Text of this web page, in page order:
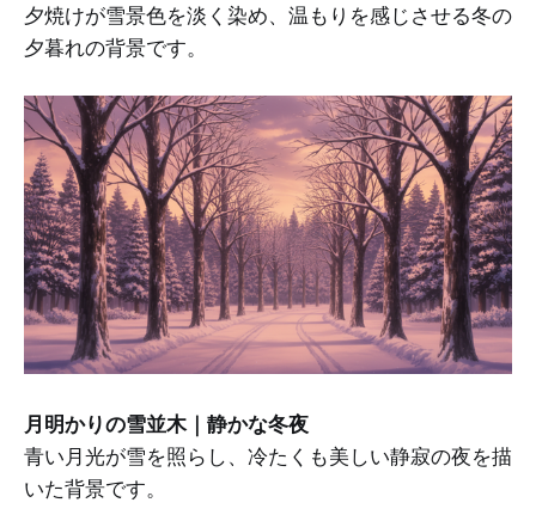
夕焼けが雪景色を淡く染め、温もりを感じさせる冬の
夕暮れの背景です。
月明かりの雪並木｜静かな冬夜
青い月光が雪を照らし、冷たくも美しい静寂の夜を描
いた背景です。